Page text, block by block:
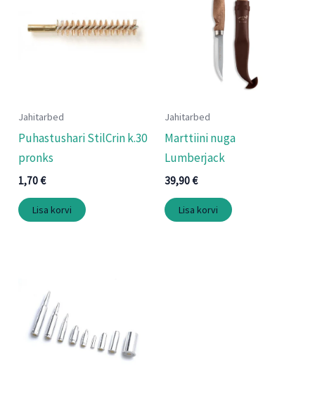
Jahitarbed
Puhastushari StilCrin k.30
pronks
1,70€
Lisa korvi
Jahitarbed
Marttiini nuga
Lumberjack
39,90€
Lisa korvi